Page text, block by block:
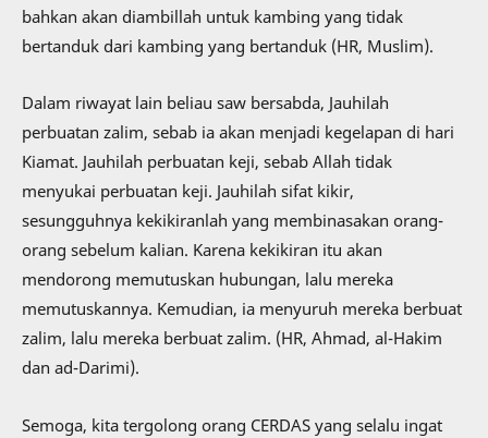
bahkan akan diambillah untuk kambing yang tidak
bertanduk dari kambing yang bertanduk (HR, Muslim).
Dalam riwayat lain beliau saw bersabda, Jauhilah
perbuatan zalim, sebab ia akan menjadi kegelapan di hari
Kiamat. Jauhilah perbuatan keji, sebab Allah tidak
menyukai perbuatan keji. Jauhilah sifat kikir,
sesungguhnya kekikiranlah yang membinasakan orang-
orang sebelum kalian. Karena kekikiran itu akan
mendorong memutuskan hubungan, lalu mereka
memutuskannya. Kemudian, ia menyuruh mereka berbuat
zalim, lalu mereka berbuat zalim. (HR, Ahmad, al-Hakim
dan ad-Darimi).
Semoga, kita tergolong orang CERDAS yang selalu ingat